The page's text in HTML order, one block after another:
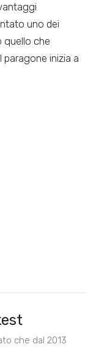
uno dei
quello che
inizia a
che dal 2013